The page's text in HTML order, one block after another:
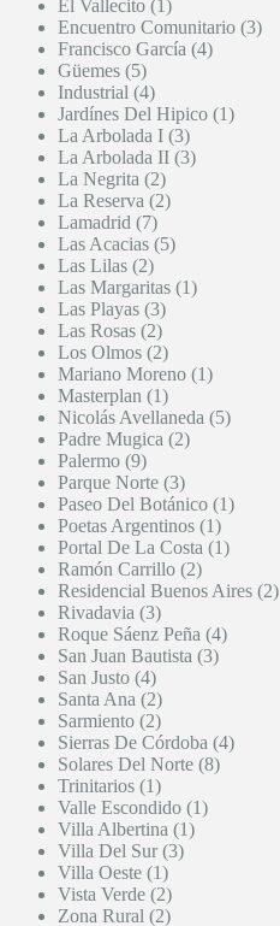
El Vallecito (1)
Encuentro Comunitario (3)
Francisco García (4)
Güemes (5)
Industrial (4)
Jardínes Del Hipico (1)
La Arbolada I (3)
La Arbolada II (3)
La Negrita (2)
La Reserva (2)
Lamadrid (7)
Las Acacias (5)
Las Lilas (2)
Las Margaritas (1)
Las Playas (3)
Las Rosas (2)
Los Olmos (2)
Mariano Moreno (1)
Masterplan (1)
Nicolás Avellaneda (5)
Padre Mugica (2)
Palermo (9)
Parque Norte (3)
Paseo Del Botánico (1)
Poetas Argentinos (1)
Portal De La Costa (1)
Ramón Carrillo (2)
Residencial Buenos Aires (2)
Rivadavia (3)
Roque Sáenz Peña (4)
San Juan Bautista (3)
San Justo (4)
Santa Ana (2)
Sarmiento (2)
Sierras De Córdoba (4)
Solares Del Norte (8)
Trinitarios (1)
Valle Escondido (1)
Villa Albertina (1)
Villa Del Sur (3)
Villa Oeste (1)
Vista Verde (2)
Zona Rural (2)